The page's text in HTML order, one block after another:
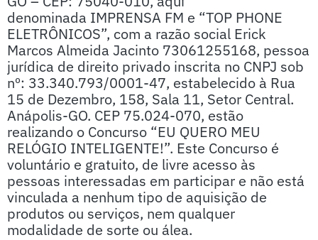
denominada IMPRENSA FM e “TOP PHONE
ELETRÔNICOS”, com a razão social Erick
Marcos Almeida Jacinto 73061255168, pessoa
jurídica de direito privado inscrita no CNPJ sob
nº: 33.340.793/0001-47, estabelecido à Rua
15 de Dezembro, 158, Sala 11, Setor Central.
Anápolis-GO. CEP 75.024-070, estão
realizando o Concurso “EU QUERO MEU
RELÓGIO INTELIGENTE!”. Este Concurso é
voluntário e gratuito, de livre acesso às
pessoas interessadas em participar e não está
vinculada a nenhum tipo de aquisição de
produtos ou serviços, nem qualquer
modalidade de sorte ou álea.